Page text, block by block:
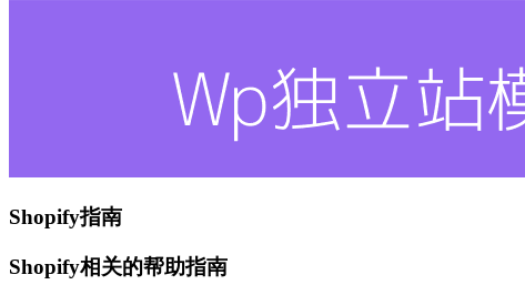
Shopify指南
Shopify相关的帮助指南